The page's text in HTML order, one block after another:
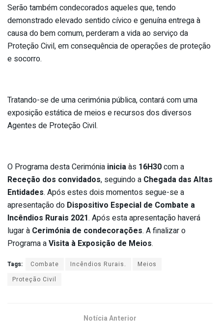
Serão também condecorados aqueles que, tendo
demonstrado elevado sentido cívico e genuína entrega à
causa do bem comum, perderam a vida ao serviço da
Proteção Civil, em consequência de operações de proteção
e socorro.
Tratando-se de uma cerimónia pública, contará com uma
exposição estática de meios e recursos dos diversos
Agentes de Proteção Civil.
O Programa desta Cerimónia iniciaàs 16H30com a
Receção dos convidados, seguindo a Chegada das Altas
Entidades. Após estes dois momentos segue-se a
apresentação do Dispositivo Especial de Combate a
Incêndios Rurais 2021. Após esta apresentação haverá
lugar à Cerimónia de condecorações. A finalizar o
Programa aVisita à Exposição de Meios.
Tags: Combate Incêndios Rurais.
Meios
Proteção Civil
Notícia Anterior